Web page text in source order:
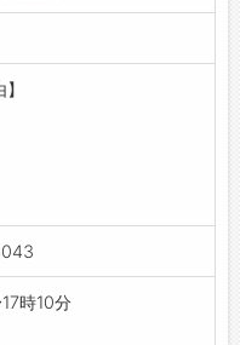
への納品、およびご相談
、外注廻り
引き渡し他(上伊那、諏
》
導しますので、ご安心く
時10分